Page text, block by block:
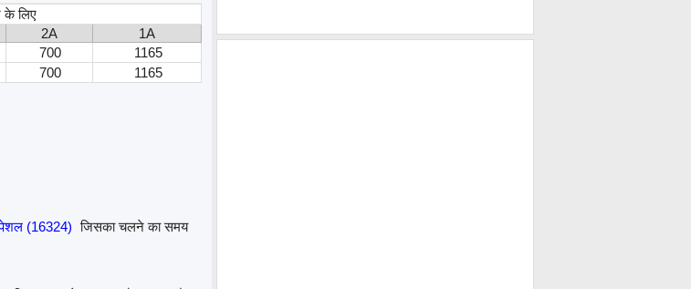
के लिए
2A
1A
700
1165
700 1165
(16324) जिसका चलने का समय